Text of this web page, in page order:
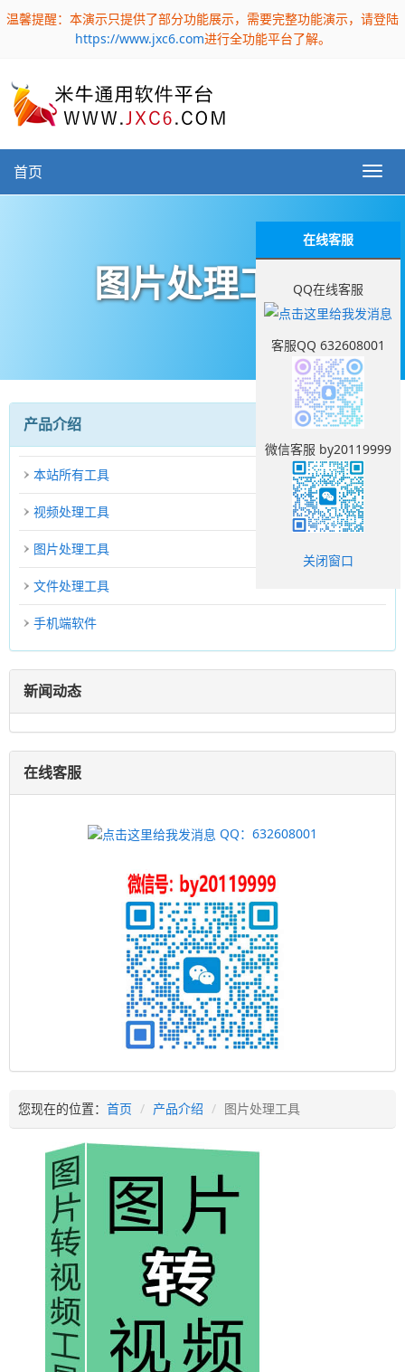
温馨提醒：本演示只提供了部分功能展示，需要完整功能演示，请登陆
https://www.jxc6.com进行全功能平台了解。
首页
图片处理工具
产品介绍
本站所有工具
视频处理工具
图片处理工具
文件处理工具
手机端软件
新闻动态
在线客服
QQ：632608001
您现在的位置： 首页 产品介绍 图片处理工具
在线客服
QQ在线客服
客服QQ 632608001
微信客服 by20119999
关闭窗口